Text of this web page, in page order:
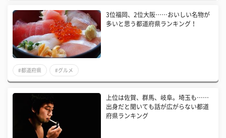
3位福岡、2位大阪……おいしい名物が
多いと思う都道府県ランキング！
#都道府県 #グルメ
上位は佐賀、群馬、岐阜。埼玉も……
出身だと聞いても話が広がらない都道
府県ランキング